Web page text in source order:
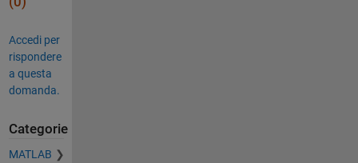
Accedi per
rispondere
a questa
domanda.
Categorie
MATLAB